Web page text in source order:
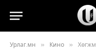
Урлаг.мн » Кино » Хөгжмийн